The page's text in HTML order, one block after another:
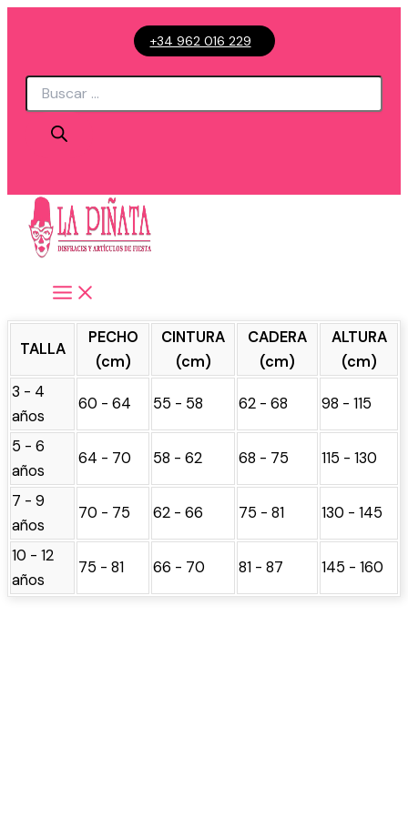
+34 962 016 229
Búsqueda
TALLA
PECHO
(cm)
CINTURA
(cm)
CADERA
(cm)
ALTURA
(cm)
3 - 4
años
60 - 64 55 - 58 62 - 68 98 - 115
5 - 6
años
64 - 70 58 - 62 68 - 75 115 - 130
7 - 9
años
70 - 75 62 - 66 75 - 81 130 - 145
10 - 12
años
75 - 81 66 - 70 81 - 87 145 - 160